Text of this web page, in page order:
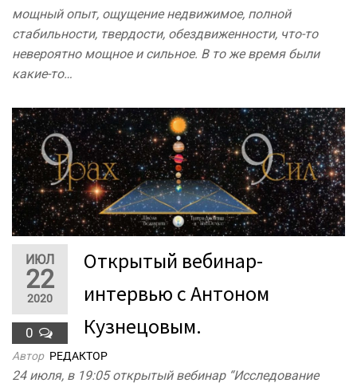
мощный опыт, ощущение недвижимое, полной
стабильности, твердости, обездвиженности, что-то
невероятно мощное и сильное. В то же время были
какие-то…
ИЮЛ
22
2020
0
Открытый вебинар-
интервью с Антоном
Кузнецовым.
Автор РЕДАКТОР
24 июля, в 19:05 открытый вебинар “Исследование